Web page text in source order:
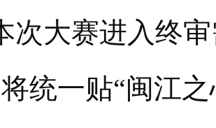
大赛进入终
统一贴“闽江